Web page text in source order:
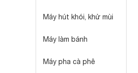
Máy hút khói, khử mùi
Máy làm bánh
Máy pha cà phê